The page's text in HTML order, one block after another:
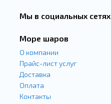
Мы в социальных сетях
Море шаров
О компании
Прайс-лист услуг
Доставка
Оплата
Контакты